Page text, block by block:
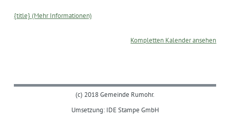
{title} (Mehr Informationen)
Kompletten Kalender ansehen
(c) 2018 Gemeinde Rumohr.
Umsetzung: IDE Stampe GmbH